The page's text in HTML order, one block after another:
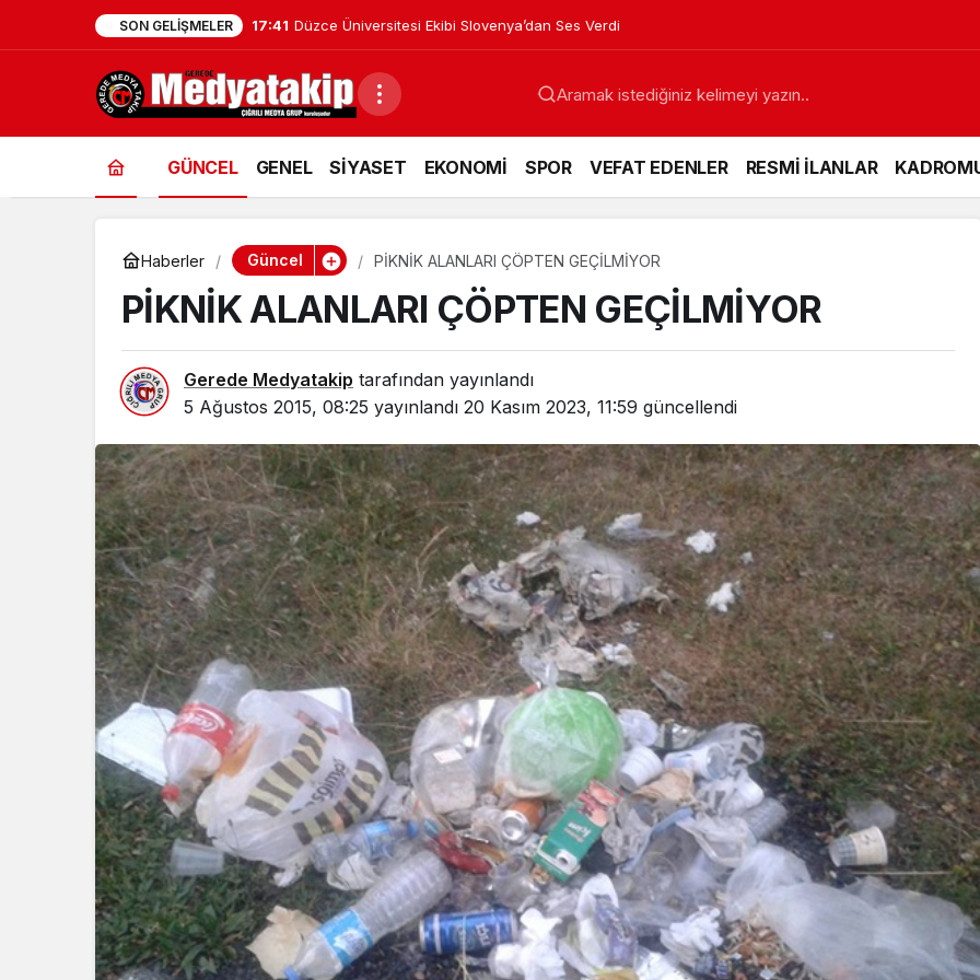
SON GELIŞMELER 17:41 Düzce Üniversitesi Ekibi Slovenya’dan Ses Verdi
GÜNCEL GENEL SİYASET EKONOMİ SPOR VEFAT EDENLER RESMİ İLANLAR
Haberler Güncel PİKNİK ALANLARI ÇÖPTEN GEÇİLMİYOR
PİKNİK ALANLARI ÇÖPTEN GEÇİLMİYOR
Gerede Medyatakip tarafından yayınlandı
5 Ağustos 2015, 08:25 yayınlandı 20 Kasım 2023, 11:59 güncellendi
Bolu’nun Tanınmış İsmi
Mahmut Alan Büyük
Tehlikeyi Önledi
Eğitim
Düzce Üniversitesi Ekibi
Slovenya’dan Ses Verdi
Genel
Ankara Elmadağ’da Üç
Ev Cayır Cayır Yandı